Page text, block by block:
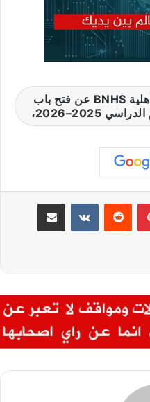
اعلان، تُعلن ثانوية جبيل الأهلية BNHS عن فتح باب
2025–2026،
بينتيريست مشاركة عبر البريد